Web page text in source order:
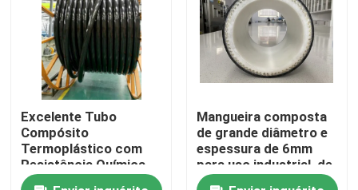
Show de RV
Quem Somos
Fábrica
Excelente Tubo
Compósito
Termoplástico com
Resistência Química
DN42-DN1200 Padrão
Mangueira composta
de grande diâmetro e
espessura de 6mm
para uso industrial, de
acordo com a norma